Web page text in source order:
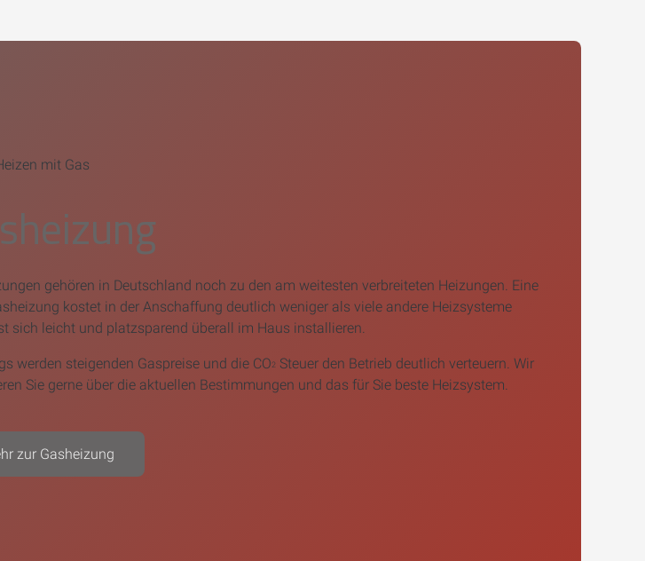
mit Gas
gehören in Deutschland noch zu den am weitesten verbreiteten Heizungen. Eine
kostet in der Anschaffung deutlich weniger als viele andere Heizsysteme
sich leicht und platzsparend überall im Haus installieren.
werden steigenden Gaspreise und die CO2Steuer den Betrieb deutlich verteuern. Wir
Sie gerne über die aktuellen Bestimmungen und das für Sie beste Heizsystem.
zur Gasheizung